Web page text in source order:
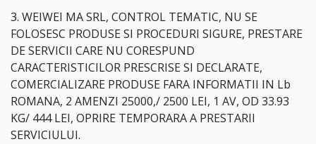
3. WEIWEI MA SRL, CONTROL TEMATIC, NU SE
FOLOSESC PRODUSE SI PROCEDURI SIGURE, PRESTARE
DE SERVICII CARE NU CORESPUND
CARACTERISTICILOR PRESCRISE SI DECLARATE,
COMERCIALIZARE PRODUSE FARA INFORMATII IN Lb
ROMANA, 2 AMENZI 25000,/ 2500 LEI, 1 AV, OD 33.93
KG/ 444 LEI, OPRIRE TEMPORARA A PRESTARII
SERVICIULUI.